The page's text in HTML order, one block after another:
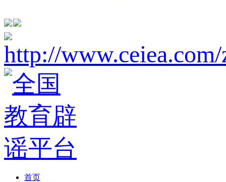
首页